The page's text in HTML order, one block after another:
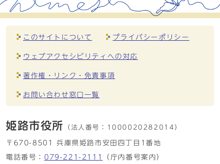
このサイトについて プライバシーポリシー
ウェブアクセシビリティへの対応
著作権・リンク・免責事項
お問い合わせ窓口一覧
姫路市役所 （法人番号： 1000020282014）
〒670-8501 兵庫県姫路市安田四丁目1番地
電話番号： 079-221-2111 （庁内番号案内）